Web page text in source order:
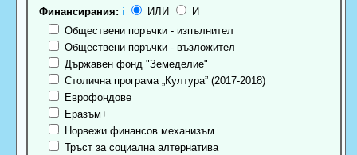
Финансирания: ℹ ИЛИ
И
Обществени поръчки - изпълнител
Обществени поръчки - възложител
Държавен фонд "Земеделие"
Столична програма „Култура” (2017-2018)
Еврофондове
Еразъм+
Норвежи финансов механизъм
Тръст за социална алтернатива